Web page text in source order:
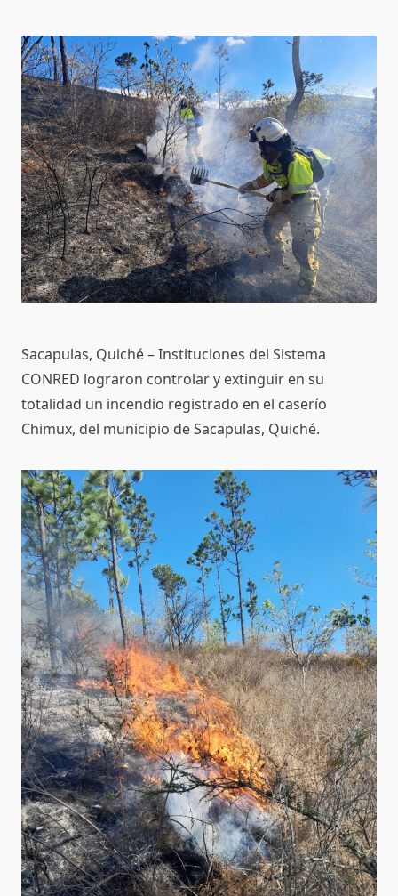
Sacapulas, Quiché – Instituciones del Sistema
CONRED lograron controlar y extinguir en su
totalidad un incendio registrado en el caserío
Chimux, del municipio de Sacapulas, Quiché.